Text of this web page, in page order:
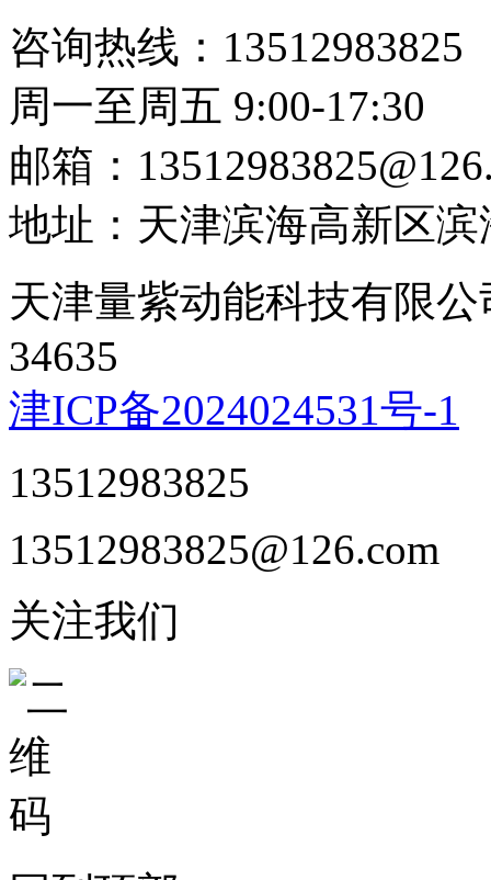
咨询热线：13512983825
周一至周五 9:00-17:30
邮箱：
地址：天津滨海高新区
天津量紫动能科技有限公
34635
津ICP备2024024531号-1
13512983825
13512983825@126.com
关注我们